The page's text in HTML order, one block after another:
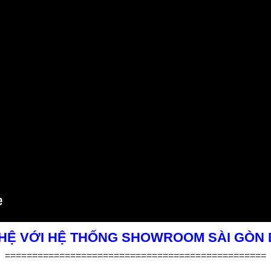
VỚI HỆ THỐNG SHOWROOM SÀI GÒN
================================================